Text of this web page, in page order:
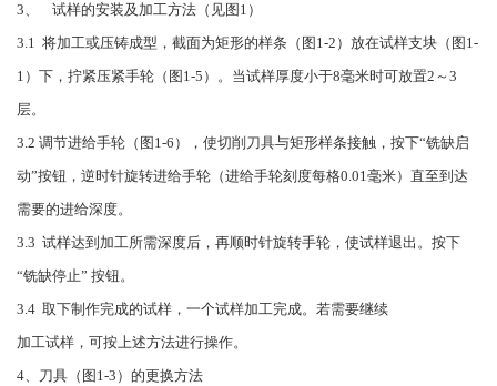
3、 试样的安装及加工方法（见图1）
3.1 将加工或压铸成型，截面为矩形的样条（图1-2）放在试样支块（图1-
1）下，拧紧压紧手轮（图1-5）。当试样厚度小于8毫米时可放置2～3
层。
3.2 调节进给手轮（图1-6），使切削刀具与矩形样条接触，按下“铣缺启
动”按钮，逆时针旋转进给手轮（进给手轮刻度每格0.01毫米）直至到达
需要的进给深度。
3.3 试样达到加工所需深度后，再顺时针旋转手轮，使试样退出。按下
“铣缺停止” 按钮。
3.4 取下制作完成的试样，一个试样加工完成。若需要继续
加工试样，可按上述方法进行操作。
4、刀具（图1-3）的更换方法